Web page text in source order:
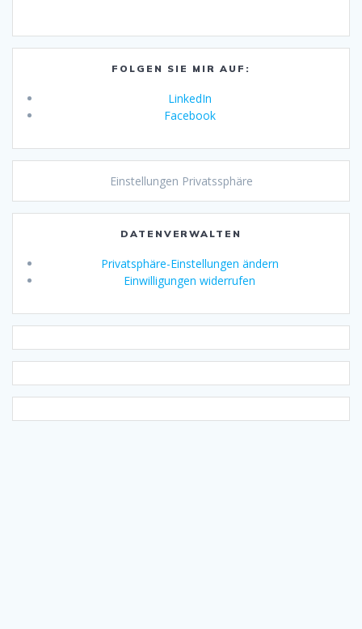
FOLGEN SIE MIR AUF:
LinkedIn
Facebook
Einstellungen Privatssphäre
DATENVERWALTEN
Privatsphäre-Einstellungen ändern
Einwilligungen widerrufen